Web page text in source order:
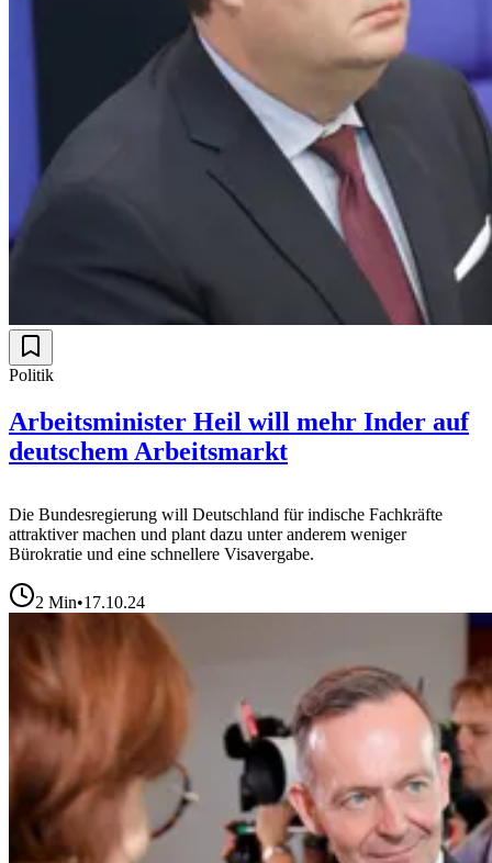
Politik
Arbeitsminister Heil will mehr Inder auf
deutschem Arbeitsmarkt
Die Bundesregierung will Deutschland für indische Fachkräfte
attraktiver machen und plant dazu unter anderem weniger
Bürokratie und eine schnellere Visavergabe.
2 Min•17.10.24